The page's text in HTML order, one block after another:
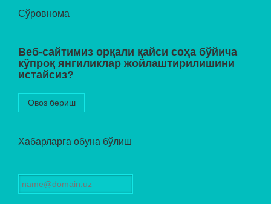
Сўровнома
Веб-сайтимиз орқали қайси соҳа бўйича
кўпроқ янгиликлар жойлаштирилишини
истайсиз?
Овоз бериш
Хабарларга обуна бўлиш